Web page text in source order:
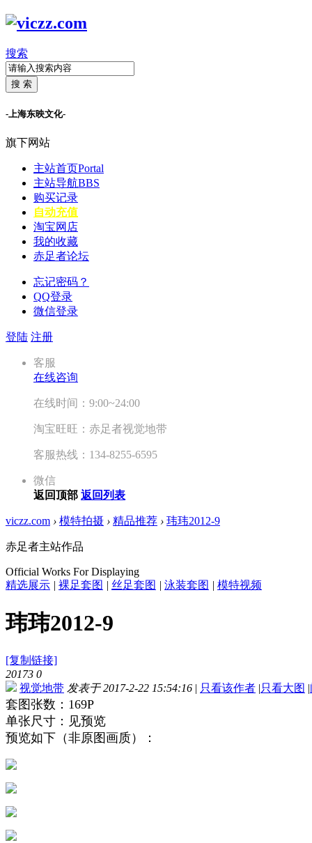
搜索
搜 索
-上海东映文化-
旗下网站
主站首页Portal
主站导航BBS
购买记录
自动充值
淘宝网店
我的收藏
赤足者论坛
忘记密码？
QQ登录
微信登录
登陆 注册
客服
在线咨询
在线时间：9:00~24:00
淘宝旺旺：赤足者视觉地带
客服热线：134-8255-6595
微信
返回顶部 返回列表
viczz.com › 模特拍摄 › 精品推荐 › 玮玮2012-9
赤足者主站作品
Official Works For Displaying
精选展示 | 裸足套图 | 丝足套图 | 泳装套图 | 模特视频
玮玮2012-9
[复制链接]
20173 0
视觉地带 发表于 2017-2-22 15:54:16 | 只看该作者 |只看大图 |
套图张数：169P
单张尺寸：见预览
预览如下（非原图画质）：